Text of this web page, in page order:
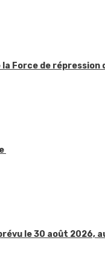
Force de répression
le 30 août